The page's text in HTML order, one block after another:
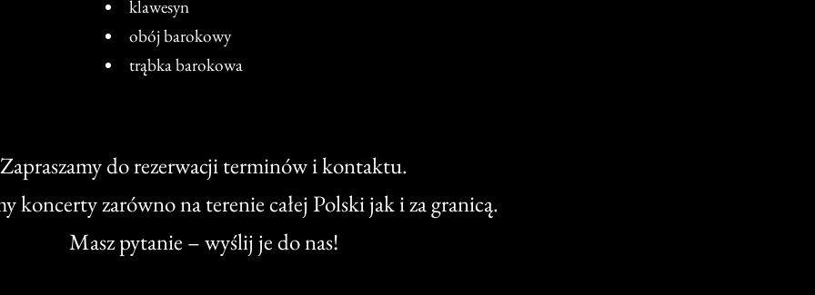
klawesyn
obój barokowy
trąbka barokowa
Zapraszamy do rezerwacji terminów i kontaktu.
koncerty zarówno na terenie całej Polski jak i za granicą.
Masz pytanie – wyślij je do nas!